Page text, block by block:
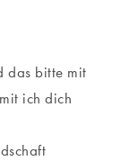
das bitte mit
ich dich